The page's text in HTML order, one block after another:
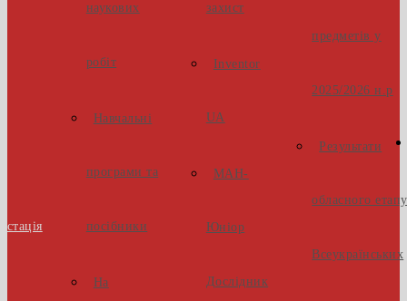
наукових
робіт
Навчальні
програми та
посібники
На
захист
Inventor
UA
МАН-
Юніор
Дослідник
предметів у
2025/2026 н.р
Результати
обласного етапу
Всеукраїнських